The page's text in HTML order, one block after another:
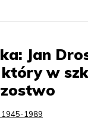
Jan
w
1945-1989